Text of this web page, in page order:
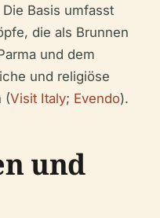
Basis umfasst
die als Brunnen
und dem
und religiöse
(Visit Italy; Evendo).
und